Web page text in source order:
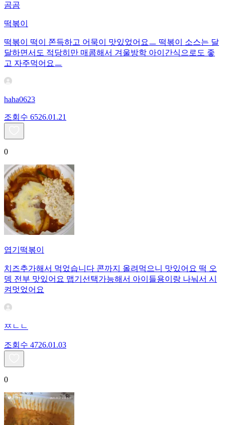
곰곰
떡볶이
떡볶이 떡이 쫀득하고 어묵이 맛있었어요ㅡ 떡볶이 소스는 달
달하면서도 적당히만 매콤해서 겨울방학 아이간식으로도 좋
고 자주먹어요ㅡ
haha0623
조회수 6526.01.21
0
엽기떡볶이
치즈추가해서 먹었습니다 콘까지 올려먹으니 맛있어요 떡 오
뎅 전부 맛있어요 맵기선택가능해서 아이들용이랑 나눠서 시
켜멋었어요
ㅉㄴㄴ
조회수 4726.01.03
0